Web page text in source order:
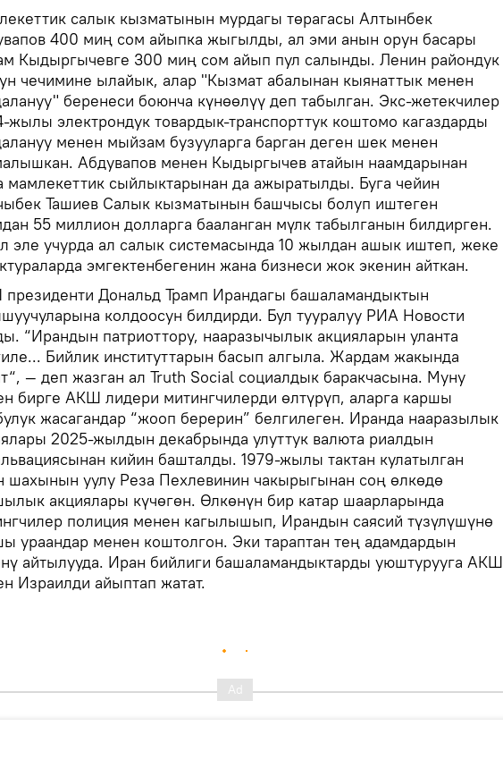
салык кызматынын мурдагы төрагасы Алтынбек
400 миң сом айыпка жыгылды, ал эми анын орун басары
Кыдыргычевге 300 миң сом айып пул салынды. Ленин райондук
чечимине ылайык, алар "Кызмат абалынан кыянаттык менен
беренеси боюнча күнөөлүү деп табылган. Экс-жетекчилер
жылы электрондук товардык-транспорттук коштомо кагаздарды
менен мыйзам бузууларга барган деген шек менен
Абдувапов менен Кыдыргычев атайын наамдарынан
мамлекеттик сыйлыктарынан да ажыратылды. Буга чейин
Ташиев Салык кызматынын башчысы болуп иштеген
55 миллион долларга бааланган мүлк табылганын билдирген.
эле учурда ал салык системасында 10 жылдан ашык иштеп, жеке
эмгектенбегенин жана бизнеси жок экенин айткан.
Дональд Трамп Ирандагы башаламандыктын
колдоосун билдирди. Бул тууралуу РИА Новости
“Ирандын патриоттору, нааразычылык акцияларын уланта
Бийлик институттарын басып алгыла. Жардам жакында
— деп жазган ал Truth Social социалдык баракчасына. Муну
бирге АКШ лидери митингчилерди өлтүрүп, аларга каршы
жасагандар “жооп берерин” белгилеген. Иранда нааразылык
2025-жылдын декабрында улуттук валюта риалдын
кийин башталды. 1979-жылы тактан кулатылган
шахынын уулу Реза Пехлевинин чакырыгынан соң өлкөдө
акциялары күчөгөн. Өлкөнүн бир катар шаарларында
полиция менен кагылышып, Ирандын саясий түзүлүшүнө
ураандар менен коштолгон. Эки тараптан тең адамдардын
айтылууда. Иран бийлиги башаламандыктарды уюштурууга АКШ
Израилди айыптап жатат.